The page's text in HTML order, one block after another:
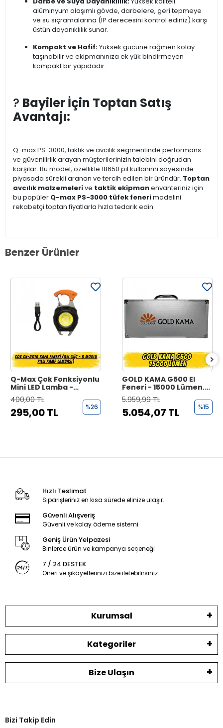
alüminyum alaşımlı gövde, darbelere, geri tepmeye
ve su sıçramalarına (IP derecesini kontrol ediniz) karşı
üstün dayanıklılık sunar.
Kompakt ve Hafif:Yüksek gücüne rağmen kolay
taşınabilir ve ekipmanınıza ek yük bindirmeyen
kompakt bir yapıdadır.
? Bayiler İçin Toptan Satış
Avantajı:
Q-max PS-3000, taktik ve avcılık segmentinde performans
ve güvenilirlik arayan müşterilerinizin talebini doğrudan
karşılar. Bu model, özellikle 18650 pil kullanımı sayesinde
piyasada sürekli aranan ve tercih edilen bir üründür. Toptan
avcılık malzemelerive taktik ekipmanenvanteriniz için
bu popüler Q-max PS-3000 tüfek fenerimodelini
rekabetçi toptan fiyatlarla hızla tedarik edin.
Benzer Ürünler
Q-Max Çok Fonksiyonlu
Mini LED Lamba -
Anahtarlık Boyutunda,
USB Şarjlı, 7 Modlu ve
Çakmak Özellikli
400,00 TL
295,00 TL %26
GOLD KAMA G500 El
Feneri - 15000 Lümen,
24 Saat Kesintisiz
Aydınlatma, 8x Uzun
Lityum İyon Pil Seti
5.959,99 TL
5.054,07 TL %15
Hızlı Teslimat
Siparişleriniz en kısa sürede elinize ulaşır.
Güvenli Alışveriş
Güvenli ve kolay ödeme sistemi
Geniş Ürün Yelpazesi
Binlerce ürün ve kampanya seçeneği
7 / 24 DESTEK
Öneri ve şikayetlerinizi bize iletebilirsiniz.
Kurumsal
Kategoriler
Bize Ulaşın
Bizi Takip Edin